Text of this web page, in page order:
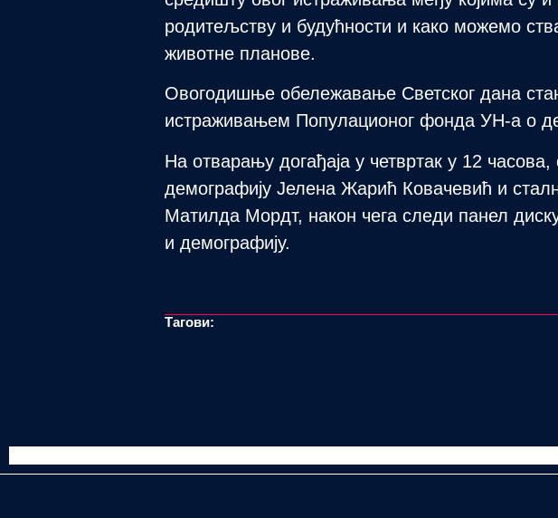
родитељству и будућности и како можемо
животне планове.
Овогодишње обележавање Светског дана
истраживањем Популационог фонда УН-а о
На отварању догађаја у четвртак у 12
демографију Јелена Жарић Ковачевић и
Матилда Мордт, након чега следи панел
и демографију.
Тагови: